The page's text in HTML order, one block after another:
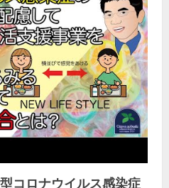
コロナウイルス感染症